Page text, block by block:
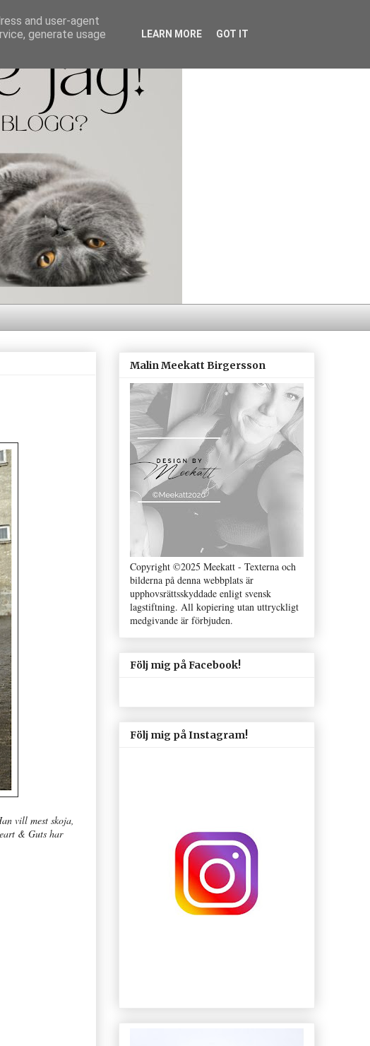
vill mest skoja,
& Guts har
Malin Meekatt Birgersson
Copyright ©2025 Meekatt - Texterna och
bilderna på denna webbplats är
upphovsrättsskyddade enligt svensk
lagstiftning. All kopiering utan uttryckligt
medgivande är förbjuden.
Följ mig på Facebook!
Följ mig på Instagram!
and user-agent
generate usage
LEARN MORE GOT IT